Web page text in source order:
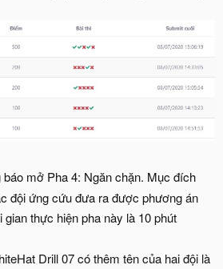
mở Pha 4: Ngăn chặn. Mục đích
đội ứng cứu đưa ra được phương án
thực hiện pha này là 10 phút
Drill 07 có thêm tên của hai đội là